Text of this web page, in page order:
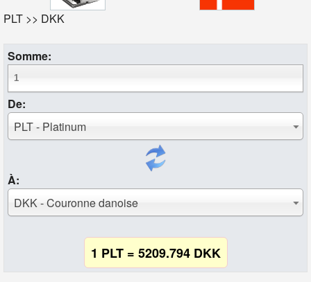
PLT >> DKK
Somme:
De:
PLT - Platinum
À:
DKK - Couronne danoise
1 PLT = 5209.794 DKK